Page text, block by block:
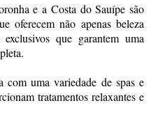
e a Costa do Sauípe são
oferecem não apenas beleza
que garantem uma
uma variedade de spas e
tratamentos relaxantes e